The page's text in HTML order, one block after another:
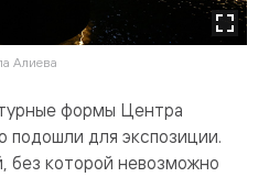
Алиева
формы Центра
подошли для экспозиции.
без которой невозможно